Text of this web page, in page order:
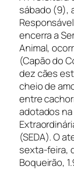
sábado (9),
encerra a
Animal,
(Capão do
dez cães
cheio de
entre
adotados
(SEDA). O
sexta-feira,
Boqueirão,